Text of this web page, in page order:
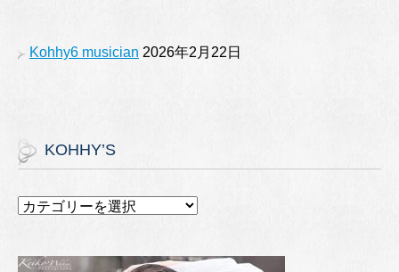
Kohhy6 musician 2026年2月22日
KOHHY’S